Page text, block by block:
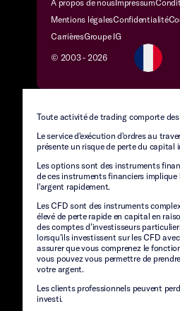
À propos de nousImpressum
Mentions légalesConfidentialité
CarrièresGroupe IG
© 2003 - 2026
Toute activité de trading comporte des
Le service d'exécution d'ordres au
présente un risque de perte du capital
Les options sont des instruments
de ces instruments financiers implique
l'argent rapidement.
Les CFD sont des instruments
élevé de perte rapide en capital en
des comptes d’investisseurs
lorsqu’ils investissent sur les CFD
assurer que vous comprenez le
vous pouvez vous permettre de
votre argent.
Les clients professionnels peuvent
investi.